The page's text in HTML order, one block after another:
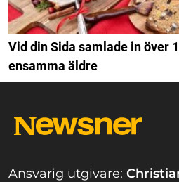
Vid din Sida samlade in över
ensamma äldre
Ansvarig utgivare: